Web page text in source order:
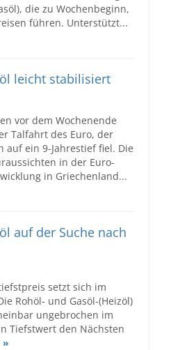
die zu Wochenbeginn,
führen. Unterstützt...
leicht stabilisiert
vor dem Wochenende
Talfahrt des Euro, der
auf ein 9-Jahrestief fiel. Die
in der Euro-
in Griechenland...
auf der Suche nach
setzt sich im
Rohöl- und Gasöl-(Heizöl)
ungebrochen im
Tiefstwert den Nächsten
»